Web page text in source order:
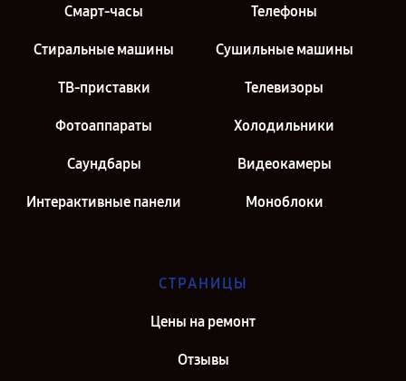
Смарт-часы Телефоны
Стиральные машины Сушильные машины
ТВ-приставки Телевизоры
Фотоаппараты Холодильники
Саундбары Видеокамеры
Интерактивные панели Моноблоки
СТРАНИЦЫ
Цены на ремонт
Отзывы